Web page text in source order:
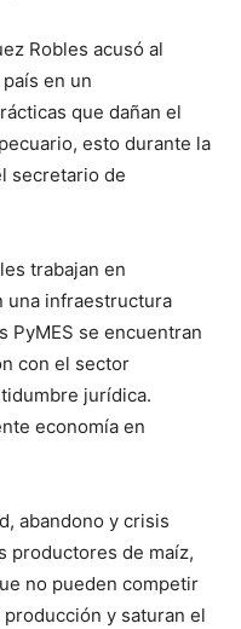
Robles acusó al
en un
que dañan el
esto durante la
secretario de
trabajan en
una infraestructura
PyMES se encuentran
con el sector
jurídica.
economía en
abandono y crisis
productores de maíz,
no pueden competir
y saturan el